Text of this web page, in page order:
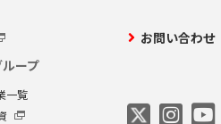
ープ
一覧
お問い合わせ